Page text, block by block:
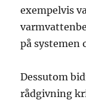
exempelvis
på systemen
Dessutom
rådgivning